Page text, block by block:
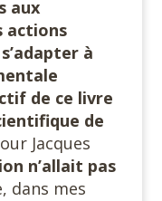
aux
actions
à
de ce livre
de
Jacques
n’allait pas
dans mes